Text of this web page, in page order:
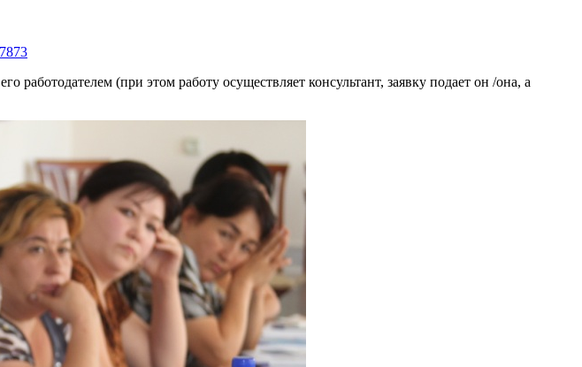
работодателем (при этом работу осуществляет консультант, заявку подает он /она, а